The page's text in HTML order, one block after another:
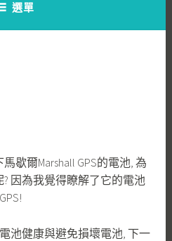
選單
歇爾Marshall GPS的電池, 為
因為我覺得瞭解了它的電池
池健康與避免損壞電池, 下一